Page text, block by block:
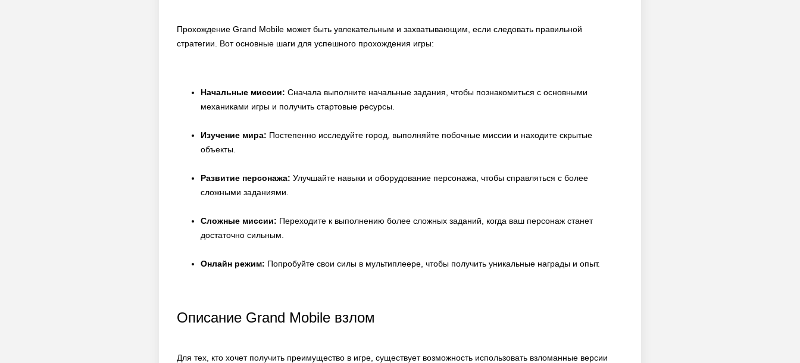
Прохождение Grand Mobile может быть увлекательным и захватывающим, если следовать правильной
стратегии. Вот основные шаги для успешного прохождения игры:
Начальные миссии: Сначала выполните начальные задания, чтобы познакомиться с основными
механиками игры и получить стартовые ресурсы.
Изучение мира: Постепенно исследуйте город, выполняйте побочные миссии и находите скрытые
объекты.
Развитие персонажа: Улучшайте навыки и оборудование персонажа, чтобы справляться с более
сложными заданиями.
Сложные миссии: Переходите к выполнению более сложных заданий, когда ваш персонаж станет
достаточно сильным.
Онлайн режим: Попробуйте свои силы в мультиплеере, чтобы получить уникальные награды и опыт.
Описание Grand Mobile взлом
Для тех, кто хочет получить преимущество в игре, существует возможность использовать взломанные версии